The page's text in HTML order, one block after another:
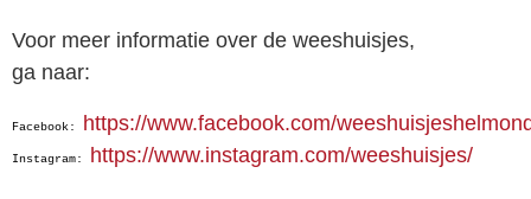
Voor meer informatie over de weeshuisjes,
ga naar:
Facebook: https://www.facebook.com/
Instagram: https://www.instagram.com/weeshuisjes/